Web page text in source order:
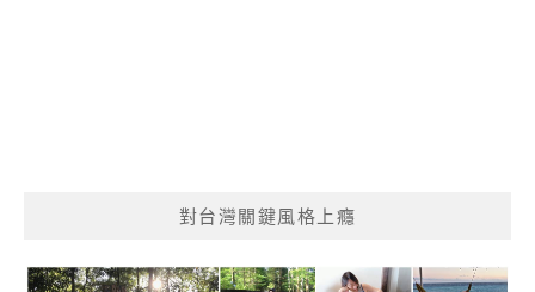
對台灣關鍵風格上癮